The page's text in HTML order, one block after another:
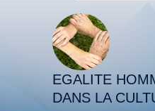
EGALITE
DANS LA